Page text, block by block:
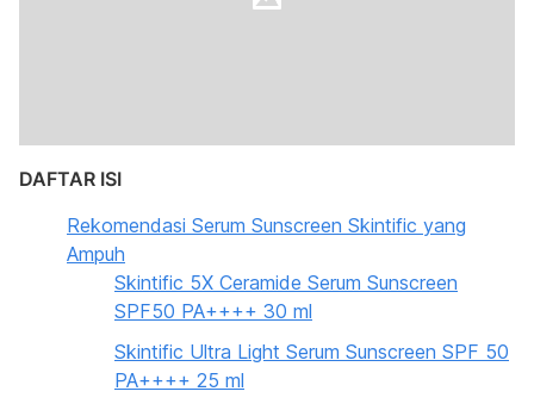
DAFTAR ISI
Rekomendasi Serum Sunscreen Skintific yang
Ampuh
Skintific 5X Ceramide Serum Sunscreen
SPF50 PA++++ 30 ml
Skintific Ultra Light Serum Sunscreen SPF 50
PA++++ 25 ml